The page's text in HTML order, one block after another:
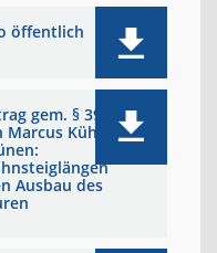
öffentlich
gem. § 39
Kühl -
Ausbau des